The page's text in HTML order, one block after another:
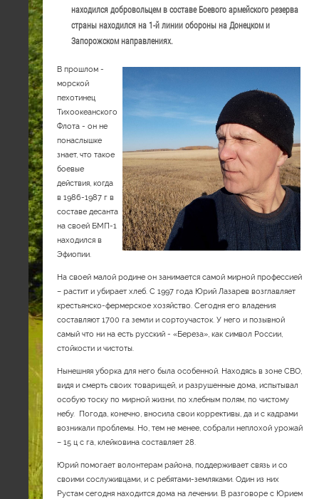
находился добровольцем в составе Боевого армейского резерва
страны находился на 1-й линии обороны на Донецком и
Запорожском направлениях.
В прошлом -
морской
пехотинец
Тихоокеанского
Флота - он не
понаслышке
знает, что такое
боевые
действия, когда
в 1986-1987 г в
составе десанта
на своей БМП-1
находился в
Эфиопии.
На своей малой родине он занимается самой мирной профессией
– растит и убирает хлеб. С 1997 года Юрий Лазарев возглавляет
крестьянско-фермерское хозяйство. Сегодня его владения
составляют 1700 га земли и сортоучасток. У него и позывной
самый что ни на есть русский - «Береза», как символ России,
стойкости и чистоты.
Нынешняя уборка для него была особенной. Находясь в зоне СВО,
видя и смерть своих товарищей, и разрушенные дома, испытывал
особую тоску по мирной жизни, по хлебным полям, по чистому
небу. Погода, конечно, вносила свои коррективы, да и с кадрами
возникали проблемы. Но, тем не менее, собрали неплохой урожай
– 15 ц с га, клейковина составляет 28.
Юрий помогает волонтерам района, поддерживает связь и со
своими сослуживцами, и с ребятами-земляками. Один из них
Рустам сегодня находится дома на лечении. В разговоре с Юрием